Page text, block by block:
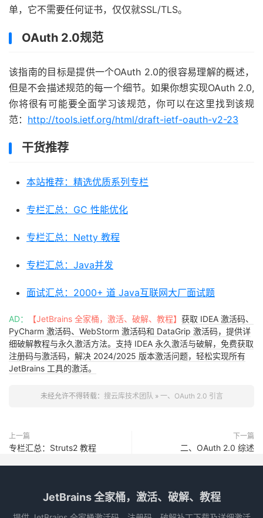
单，它不需要任何证书，仅仅就SSL/TLS。
OAuth 2.0规范
该指南的目标是提供一个OAuth 2.0的很容易理解的概述，
但是不会描述规范的每一个细节。如果你想实现OAuth 2.0,
你将很有可能要全面学习该规范，你可以在这里找到该规
范： http://tools.ietf.org/html/draft-ietf-oauth-v2-23
干货推荐
本站推荐：精选优质系列专栏
专栏汇总：GC 性能优化
专栏汇总：Netty 教程
专栏汇总：Java并发
面试汇总：2000+ 道 Java互联网大厂面试题
AD： 【JetBrains 全家桶，激活、破解、教程】 获取 IDEA 激活码、
PyCharm 激活码、WebStorm 激活码和 DataGrip 激活码，提供详
细破解教程与永久激活方法。支持 IDEA 永久激活与破解，免费获取
注册码与激活码，解决 2024/2025 版本激活问题，轻松实现所有
JetBrains 工具的激活。
未经允许不得转载： 搜云库技术团队 » 一、OAuth 2.0 引言
上一篇
专栏汇总：Struts2 教程
下一篇
二、OAuth 2.0 综述
JetBrains 全家桶，激活、破解、教程